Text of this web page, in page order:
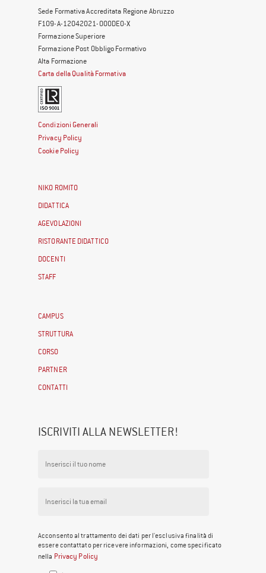
Sede Formativa Accreditata Regione Abruzzo
F109-A-12042021-000DE0-X
Formazione Superiore
Formazione Post Obbligo Formativo
Alta Formazione
Carta della Qualità Formativa
Condizioni Generali
Privacy Policy
Cookie Policy
NIKO ROMITO
DIDATTICA
AGEVOLAZIONI
RISTORANTE DIDATTICO
DOCENTI
STAFF
CAMPUS
STRUTTURA
CORSO
PARTNER
CONTATTI
ISCRIVITI ALLA NEWSLETTER!
Acconsento al trattamento dei dati per l'esclusiva finalità di
essere contattato per ricevere informazioni, come specificato
nella Privacy Policy